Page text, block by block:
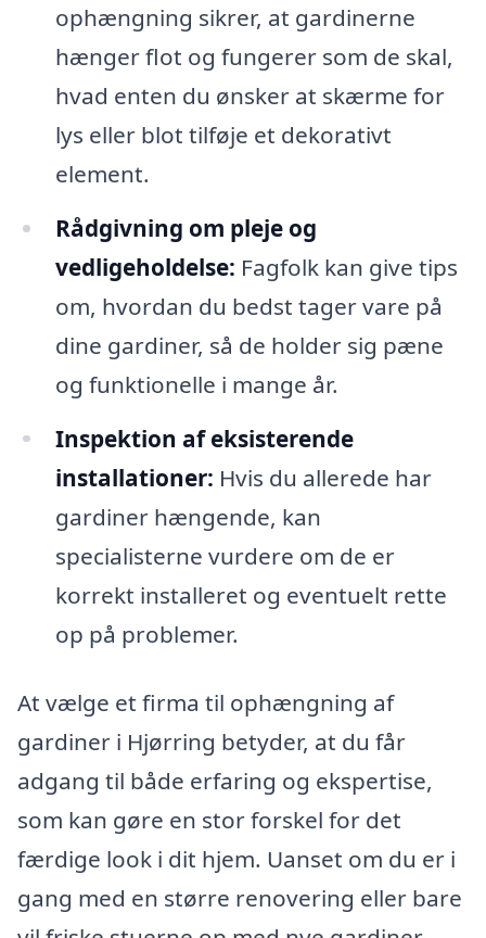
ophængning sikrer, at gardinerne
hænger flot og fungerer som de skal,
hvad enten du ønsker at skærme for
lys eller blot tilføje et dekorativt
element.
Rådgivning om pleje og
vedligeholdelse: Fagfolk kan give tips
om, hvordan du bedst tager vare på
dine gardiner, så de holder sig pæne
og funktionelle i mange år.
Inspektion af eksisterende
installationer: Hvis du allerede har
gardiner hængende, kan
specialisterne vurdere om de er
korrekt installeret og eventuelt rette
op på problemer.
At vælge et firma til ophængning af
gardiner i Hjørring betyder, at du får
adgang til både erfaring og ekspertise,
som kan gøre en stor forskel for det
færdige look i dit hjem. Uanset om du er i
gang med en større renovering eller bare